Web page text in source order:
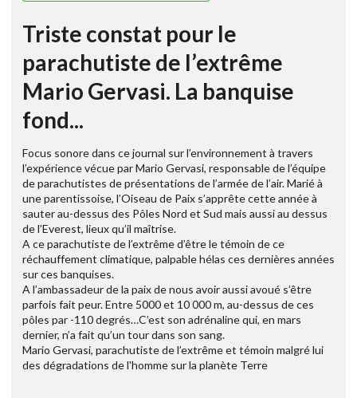
Triste constat pour le
parachutiste de l’extrême
Mario Gervasi. La banquise
fond...
Focus sonore dans ce journal sur l’environnement à travers
l’expérience vécue par Mario Gervasi, responsable de l’équipe
de parachutistes de présentations de l’armée de l’air. Marié à
une parentissoise, l’Oiseau de Paix s’apprête cette année à
sauter au-dessus des Pôles Nord et Sud mais aussi au dessus
de l’Everest, lieux qu’il maîtrise.
A ce parachutiste de l’extrême d’être le témoin de ce
réchauffement climatique, palpable hélas ces dernières années
sur ces banquises.
A l’ambassadeur de la paix de nous avoir aussi avoué s’être
parfois fait peur. Entre 5000 et 10 000 m, au-dessus de ces
pôles par -110 degrés…C’est son adrénaline qui, en mars
dernier, n’a fait qu’un tour dans son sang.
Mario Gervasi, parachutiste de l’extrême et témoin malgré lui
des dégradations de l'homme sur la planète Terre